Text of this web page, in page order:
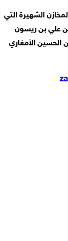
الشهيرة التي
بن علي بن ريسون
بن الحسين الأمغاري